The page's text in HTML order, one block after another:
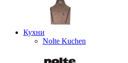
Кухни
Nolte Kuchen